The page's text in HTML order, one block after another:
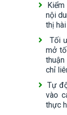
nội
thị
Tối
mở
chỉ
Tự
vào
thực